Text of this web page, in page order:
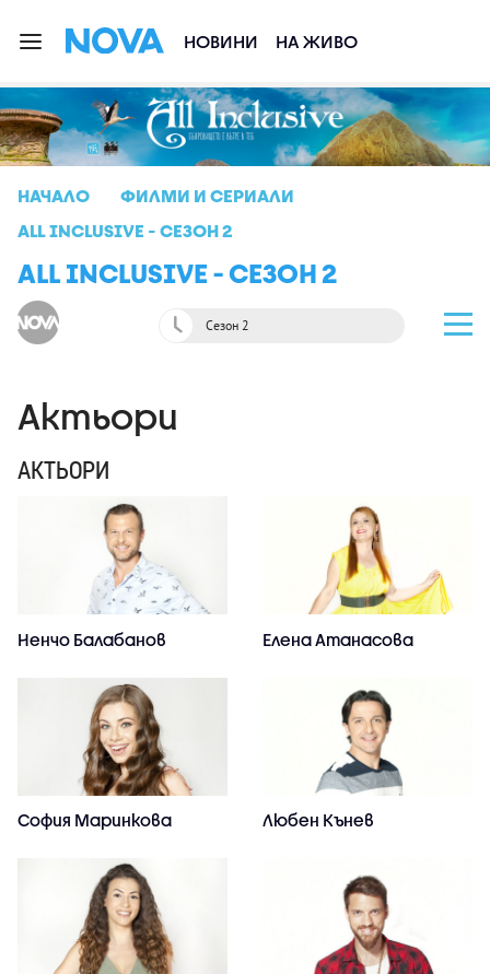
НОВИНИ НА ЖИВО
НАЧАЛО
ФИЛМИ И СЕРИАЛИ
ALL INCLUSIVE - СЕЗОН 2
ALL INCLUSIVE - СЕЗОН 2
Сезон 2
Актьори
АКТЬОРИ
Ненчо Балабанов Елена Атанасова
София Маринкова Любен Кънев